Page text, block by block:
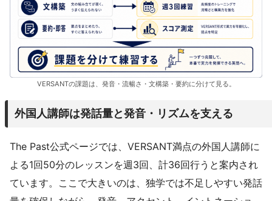
VERSANTの課題は、発音・流暢さ・文構築・要約に分けて見る。
外国人講師は発話量と発音・リズムを支える
The Past公式ページでは、VERSANT満点の外国人講師に
よる1回50分のレッスンを週3回、計36回行うと案内され
ています。ここで大きいのは、独学では不足しやすい発話